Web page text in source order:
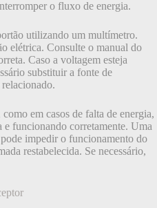
o fluxo de energia.
utilizando um multímetro.
elétrica. Consulte o manual do
Caso a voltagem esteja
substituir a fonte de
como em casos de falta de energia,
e funcionando corretamente. Uma
impedir o funcionamento do
restabelecida. Se necessário,